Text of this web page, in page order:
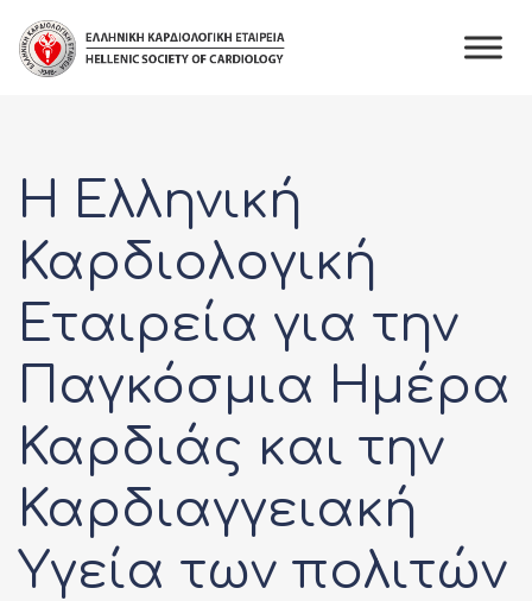
content
Η Ελληνική
Καρδιολογική
Εταιρεία για την
Παγκόσμια Ημέρα
Καρδιάς και την
Καρδιαγγειακή
Υγεία των πολιτών